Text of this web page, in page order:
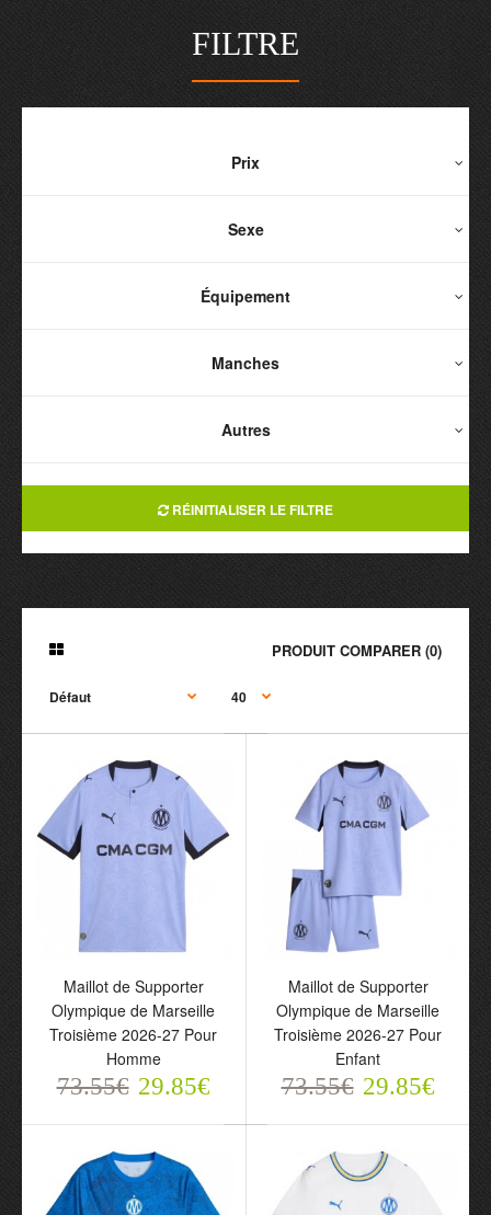
FILTRE
Prix
Sexe
Équipement
Manches
Autres
RÉINITIALISER LE FILTRE
PRODUIT COMPARER (0)
Olympique de Marseille
Troisième 2026-27 Pour
Homme
73.55€
Olympique de Marseille
Troisième 2026-27 Pour
Enfant
73.55€ 29.85€
Maillot de Supporter
Olympique de Marseille
Troisième 2026-27 Pour
Homme
73.55€ 29.85€
Maillot de Supporter
Olympique de Marseille
Troisième 2026-27 Pour
Enfant
73.55€ 29.85€